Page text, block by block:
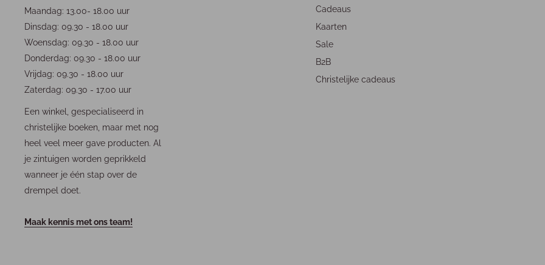
Maandag: 13.00- 18.00 uur
Dinsdag: 09.30 - 18.00 uur
Woensdag: 09.30 - 18.00 uur
Donderdag: 09.30 - 18.00 uur
Vrijdag: 09.30 - 18.00 uur
Zaterdag: 09.30 - 17.00 uur
Een winkel, gespecialiseerd in
christelijke boeken, maar met nog
heel veel meer gave producten. Al
je zintuigen worden geprikkeld
wanneer je één stap over de
drempel doet.
Maak kennis met ons team!
Cadeaus
Kaarten
Sale
B2B
Christelijke cadeaus